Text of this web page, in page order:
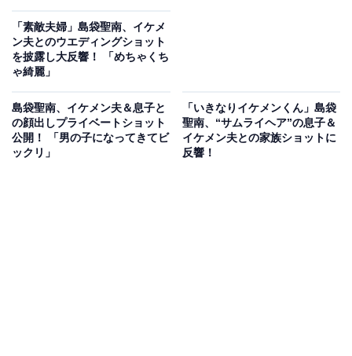
「素敵夫婦」島袋聖南、イケメ
ン夫とのウエディングショット
を披露し大反響！ 「めちゃくち
ゃ綺麗」
島袋聖南、イケメン夫＆息子と
の顔出しプライベートショット
公開！ 「男の子になってきてビ
ックリ」
「いきなりイケメンくん」島袋
聖南、“サムライヘア”の息子＆
イケメン夫との家族ショットに
反響！